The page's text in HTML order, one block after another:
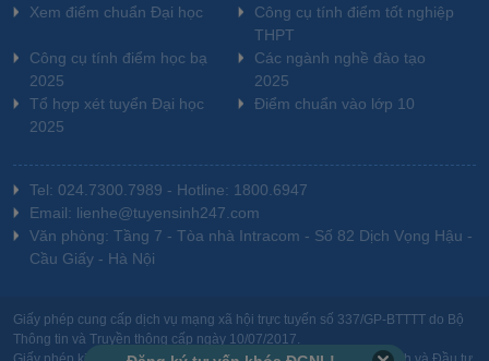
Xem điểm chuẩn Đại học
Công cụ tính điểm tốt nghiệp
THPT
Công cụ tính điểm học bạ
2025
Các ngành nghề đào tạo
2025
Tổ hợp xét tuyển Đại học
2025
Điểm chuẩn vào lớp 10
Tel: 024.7300.7989 - Hotline: 1800.6947
Email: lienhe@tuyensinh247.com
Văn phòng: Tầng 7 - Tòa nhà Intracom - Số 82 Dịch Vọng Hậu -
Cầu Giấy - Hà Nội
Giấy phép cung cấp dịch vụ mạng xã hội trực tuyến số 337/GP-BTTTT do Bộ
Thông tin và Truyền thông cấp ngày 10/07/2017.